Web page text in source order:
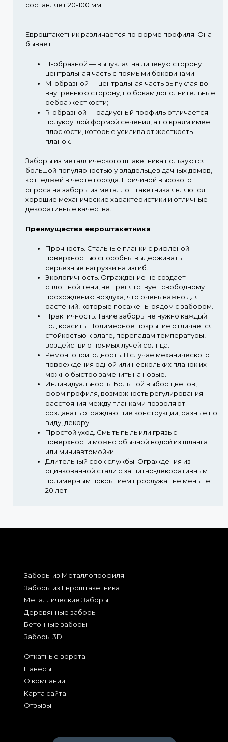
составляет 20-100 мм.
Евроштакетник различается по форме профиля. Она
бывает:
П-образной — выпуклая на лицевую сторону
центральная часть с прямыми боковинами;
М-образной — центральная часть выпуклая во
внутреннюю сторону, по бокам дополнительные
ребра жесткости;
R-образной — радиусный профиль отличается
полукруглой формой сечения, а по краям имеет
плоскости, которые усиливают жесткость
планок.
Заборы из металлического штакетника пользуются
большой популярностью у владельцев дачных домов,
коттеджей в черте города. Причиной высокого
спроса на заборы из металлоштакетника являются
хорошие механические характеристики и отличные
декоративные качества.
Преимущества евроштакетника
Прочность. Стальные планки с рифленой
поверхностью способны выдерживать
серьезные нагрузки на изгиб.
Экологичность. Ограждение не создает
сплошной тени, не препятствует свободному
прохождению воздуха, что очень важно для
растений, которые посажены рядом с забором.
Практичность. Такие заборы не нужно каждый
год красить. Полимерное покрытие отличается
стойкостью к влаге, перепадам температуры,
воздействию прямых лучей солнца.
Ремонтопригодность. В случае механического
повреждения одной или нескольких планок их
можно быстро заменить на новые.
Индивидуальность. Большой выбор цветов,
форм профиля, возможность регулирования
расстояния между планками позволяют
создавать ограждающие конструкции, разные по
виду, декору.
Простой уход. Смыть пыль или грязь с
поверхности можно обычной водой из шланга
или миниавтомойки.
Длительный срок службы. Ограждения из
оцинкованной стали с защитно-декоративным
полимерным покрытием прослужат не меньше
20 лет.
Заборы из Металлопрофиля
Заборы из Евроштакетника
Металлические Заборы
Деревянные заборы
Бетонные заборы
Заборы 3D
Откатные ворота
Навесы
О компании
Карта сайта
Отзывы